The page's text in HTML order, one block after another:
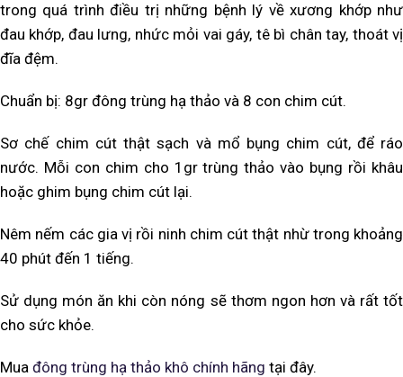
trong quá trình điều trị những bệnh lý về xương khớp như
đau khớp, đau lưng, nhức mỏi vai gáy, tê bì chân tay, thoát vị
đĩa đệm.
Chuẩn bị: 8gr đông trùng hạ thảo và 8 con chim cút.
Sơ chế chim cút thật sạch và mổ bụng chim cút, để ráo
nước. Mỗi con chim cho 1gr trùng thảo vào bụng rồi khâu
hoặc ghim bụng chim cút lại.
Nêm nếm các gia vị rồi ninh chim cút thật nhừ trong khoảng
40 phút đến 1 tiếng.
Sử dụng món ăn khi còn nóng sẽ thơm ngon hơn và rất tốt
cho sức khỏe.
Mua đông trùng hạ thảo khô chính hãng tại đây.